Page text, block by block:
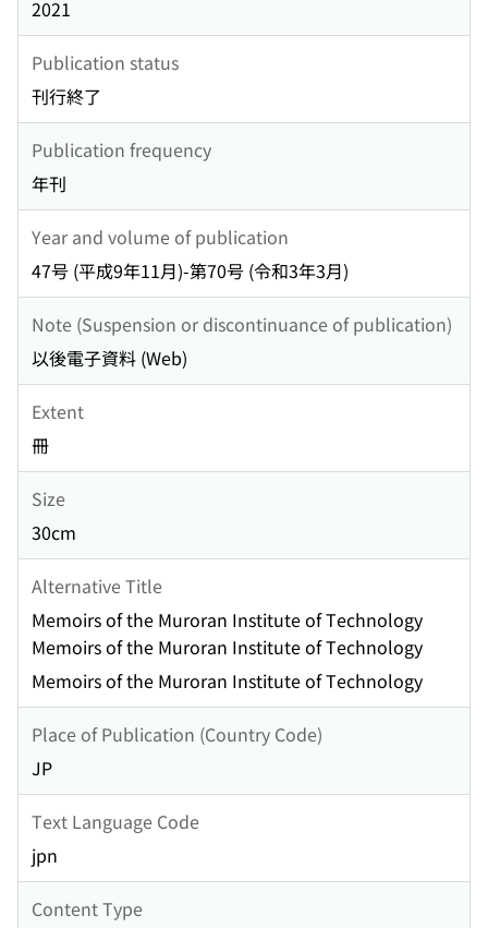
2021
Publication status
刊行終了
Publication frequency
年刊
Year and volume of publication
47号 (平成9年11月)-第70号 (令和3年3月)
Note (Suspension or discontinuance of publication)
以後電子資料 (Web)
Extent
冊
Size
30cm
Alternative Title
Memoirs of the Muroran Institute of Technology
Memoirs of the Muroran Institute of Technology
Memoirs of the Muroran Institute of Technology
Place of Publication (Country Code)
JP
Text Language Code
jpn
Content Type